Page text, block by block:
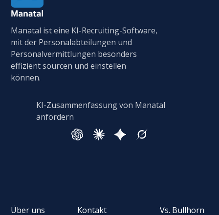
Manatal ist eine KI-Recruiting-Software,
mit der Personalabteilungen und
Personalvermittlungen besonders
effizient sourcen und einstellen
können.
KI-Zusammenfassung von Manatal
anfordern
Über uns Kontakt Vs. Bullhorn